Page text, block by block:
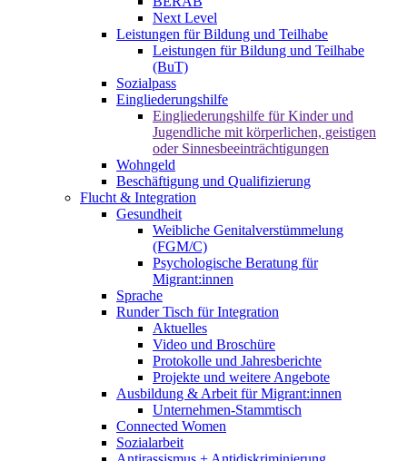
Next Level
Leistungen für Bildung und Teilhabe
Leistungen für Bildung und Teilhabe
(BuT)
Sozialpass
Eingliederungshilfe
Eingliederungshilfe für Kinder und
Jugendliche mit körperlichen, geistigen
oder Sinnesbeeinträchtigungen
Wohngeld
Beschäftigung und Qualifizierung
Flucht & Integration
Gesundheit
Weibliche Genitalverstümmelung
(FGM/C)
Psychologische Beratung für
Migrant:innen
Sprache
Runder Tisch für Integration
Aktuelles
Video und Broschüre
Protokolle und Jahresberichte
Projekte und weitere Angebote
Ausbildung & Arbeit für Migrant:innen
Unternehmen-Stammtisch
Connected Women
Sozialarbeit